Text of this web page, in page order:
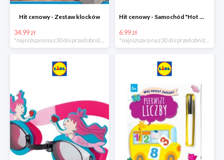
Hit cenowy - Zestaw klocków
34.99 zł
*najniższa cena z 30 dni przed obniżką
Hit cenowy - Samochód "Hot Wheels"
6.99 zł
*najniższa cena z 30 dni przed obniżką